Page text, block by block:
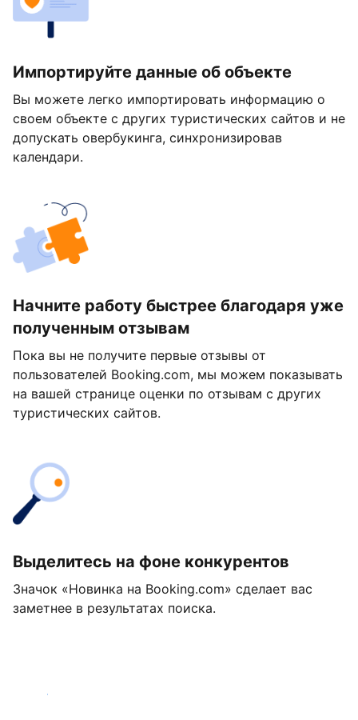
Импортируйте данные об объекте
Вы можете легко импортировать информацию о
своем объекте с других туристических сайтов и не
допускать овербукинга, синхронизировав
календари.
Начните работу быстрее благодаря уже
полученным отзывам
Пока вы не получите первые отзывы от
пользователей Booking.com, мы можем показывать
на вашей странице оценки по отзывам с других
туристических сайтов.
Выделитесь на фоне конкурентов
Значок «Новинка на Booking.com» сделает вас
заметнее в результатах поиска.
Начать